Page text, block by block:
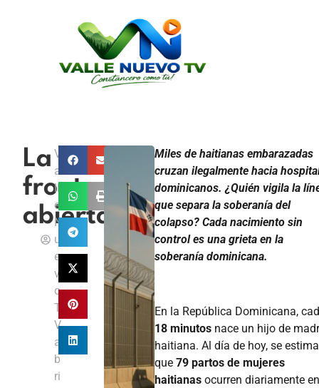
La
frontera
abierta
V
a
ll
e
N
u
e
v
o
T
V
a
b
ri
Miles de haitianas embarazadas
cruzan ilegalmente hacia
dominicanos. ¿Quién vigila la
que separa la soberanía del
colapso? Cada nacimiento sin
control es una grieta en la
soberanía dominicana.
En la República Dominicana,
18 minutosnace un hijo de
haitiana. Al día de hoy, se estima
que 79 partos de mujeres
haitianasocurren diariamente en